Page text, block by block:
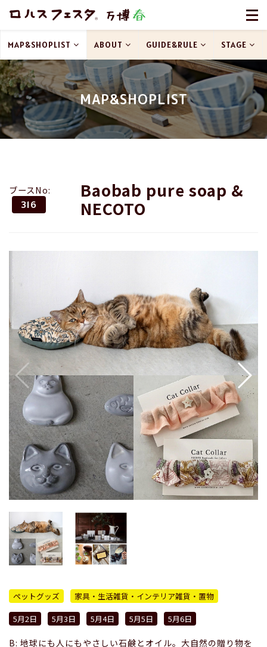
MAP&SHOPLIST
MAP&SHOPLIST ABOUT GUIDE&RULE STAGE
ブースNo:
316
Baobab pure soap &
NECOTO
ペットグッズ
家具・生活雑貨・インテリア雑貨・置物
5月2日
5月3日 5月4日 5月5日 5月6日
B: 地球にも人にもやさしい石鹸とオイル。大自然の贈り物を